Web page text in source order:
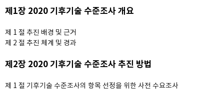
제1장 2020 기후기술 수준조사 개요
제 1 절 추진 배경 및 근거
제 2 절 추진 체계 및 경과
제2장 2020 기후기술 수준조사 추진 방법
제 1 절 기후기술 수준조사의 항목 선정을 위한 사전 수요조사